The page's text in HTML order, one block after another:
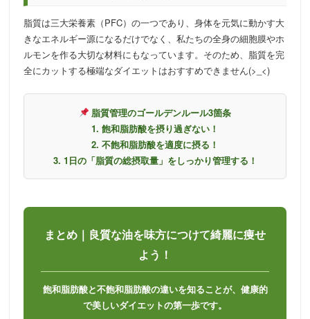
脂質は三大栄養素（PFC）の一つであり、身体を元気に動かす大
きなエネルギー源になるだけでなく、私たちの全身の細胞膜やホ
ルモンを作る大切な材料にもなっています。そのため、脂質を完
全にカットする極端なダイエットはおすすめできません(>_<)
脂質管理のゴールデンルール3箇条
1. 飽和脂肪酸を摂り過ぎない！
2. 不飽和脂肪酸を適度に摂る！
3. 1日の「脂質の総摂取量」をしっかり管理する！
まとめ｜良質な油を味方につけて綺麗に痩せ
よう！
飽和脂肪酸と不飽和脂肪酸の違いを知ることが、健康的
で美しいダイエットの第一歩です。